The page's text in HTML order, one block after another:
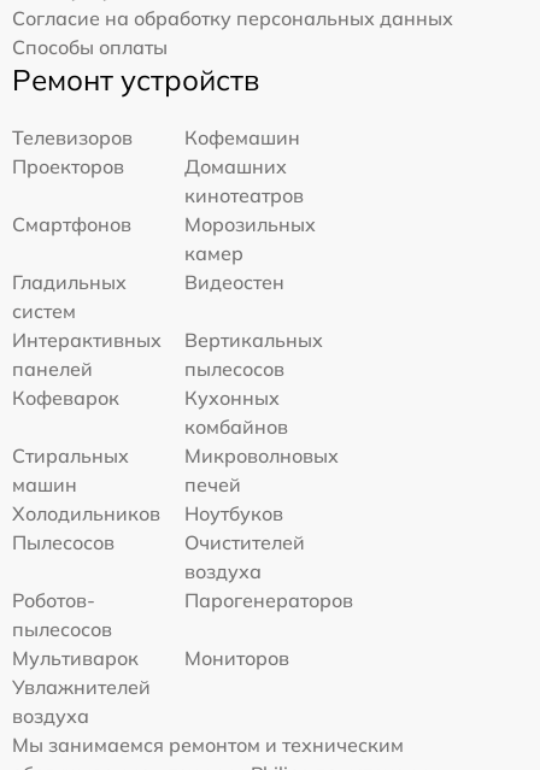
Согласие на обработку персональных данных
Способы оплаты
Ремонт устройств
Телевизоров
Кофемашин
Проекторов
Домашних
кинотеатров
Смартфонов
Морозильных
камер
Гладильных
систем
Видеостен
Интерактивных
панелей
Вертикальных
пылесосов
Кофеварок
Кухонных
комбайнов
Стиральных
машин
Микроволновых
печей
Холодильников
Ноутбуков
Пылесосов
Очистителей
воздуха
Роботов-
пылесосов
Парогенераторов
Мультиварок
Мониторов
Увлажнителей
воздуха
Мы занимаемся ремонтом и техническим